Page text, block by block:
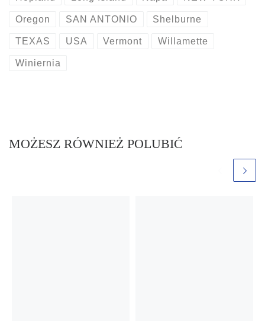
Oregon SAN ANTONIO Shelburne
TEXAS USA Vermont Willamette
Winiernia
MOŻESZ RÓWNIEŻ POLUBIĆ